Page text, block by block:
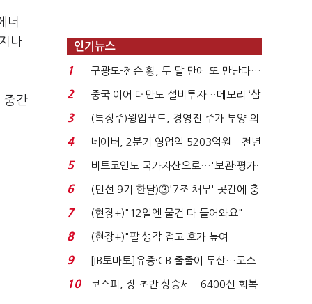
너
나
중간
인기뉴스
1
구광모-젠슨 황, 두 달 만에 또 만난다…
로봇·AI 등 논...
2
중국 이어 대만도 설비투자…메모리 ‘삼
국전쟁’
3
(특징주)윙입푸드, 경영진 주가 부양 의
지에 상한가...
4
네이버, 2분기 영업익 5203억원…전년
비 0.2% 감소...
5
비트코인도 국가자산으로…'보관·평가·
처분' 기준은 ...
6
(민선 9기 한달)③'7조 채무' 곳간에 충
격…추미애, 20년...
7
(현장+)"12일엔 물건 다 들어와요"…
빈 매대 채우며 문 연 ...
8
(현장+)"팔 생각 접고 호가 높여
요"…'덜 똘똘한 한 채' 20...
9
[IB토마토]유증·CB 줄줄이 무산…코스
닥 벌점 급증에 ...
10
코스피, 장 초반 상승세…6400선 회복